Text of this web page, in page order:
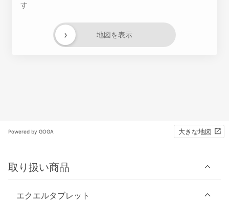
す
地図を表示
›
Powered by GOGA 大きな地図
取り扱い商品
エクエルタブレット